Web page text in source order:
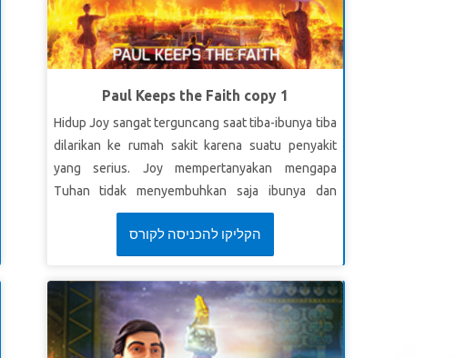
Paul Keeps the Faith copy 1
Hidup Joy sangat terguncang saat tiba-ibunya tiba
dilarikan ke rumah sakit karena suatu penyakit
yang serius. Joy mempertanyakan mengapa
Tuhan tidak menyembuhkan saja ibunya dan
bertanya-tanya apa baiknya Alkitab jika sesuatu
yang begitu mengerikan terjadi. Superbook
membawa Chris, Joy, dan Gizmo ke Roma pada
saat terjadi Kebakaran Besar. Anak-anak bertemu
Rasul Paulus dan seorang gadis Kristen bernama
Julia. Paulus menunjukkan kepada anak-anak
bagaimana orang Kristen menderita karena
הקליקו להכניסה לקורס